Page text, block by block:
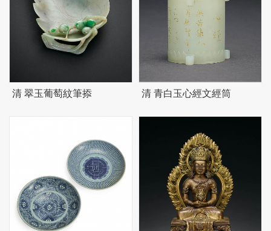
清 翠玉葡萄紋筆掭 清 青白玉心經文經筒